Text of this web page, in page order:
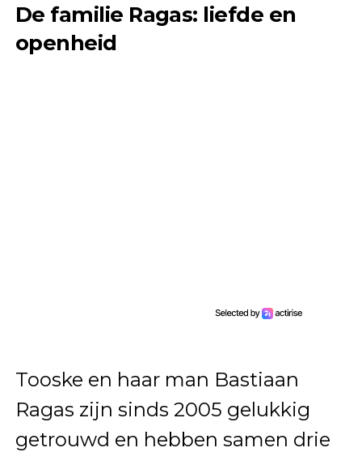
De familie Ragas: liefde en
openheid
Tooske en haar man Bastiaan
Ragas zijn sinds 2005 gelukkig
getrouwd en hebben samen drie